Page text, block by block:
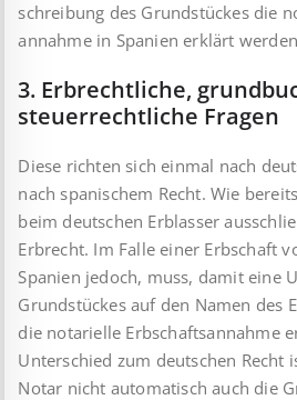
schreibung des Grundstückes die
annahme in Spanien erklärt
3. Erbrechtliche,
steuerrechtliche Fragen
Diese richten sich einmal nach
nach spanischem Recht. Wie
beim deutschen Erblasser
Erbrecht. Im Falle einer Erbschaft
Spanien jedoch, muss, damit eine
Grundstückes auf den Namen des
die notarielle Erbschaftsannahme
Unterschied zum deutschen Recht
Notar nicht automatisch auch die